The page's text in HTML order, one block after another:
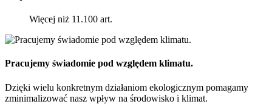
Więcej niż 11.100 art.
Pracujemy świadomie pod względem klimatu.
Dzięki wielu konkretnym działaniom ekologicznym pomagamy
zminimalizować nasz wpływ na środowisko i klimat.